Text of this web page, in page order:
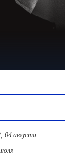
04 августа